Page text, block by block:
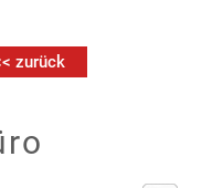
zurück